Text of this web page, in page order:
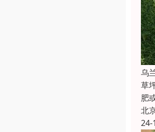
乌
草
肥
北
24-